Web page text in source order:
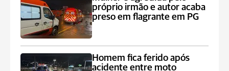
próprio irmão e autor acaba
preso em flagrante em PG
Homem fica ferido após
acidente entre moto